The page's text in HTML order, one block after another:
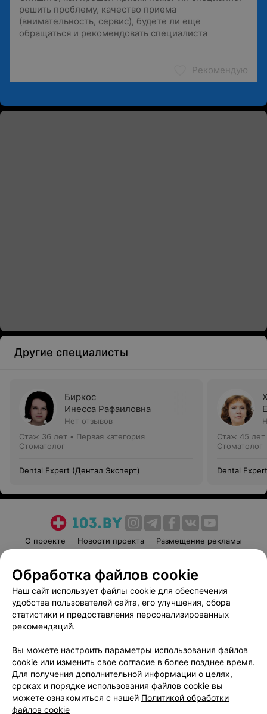
Рекомендую
Другие специалисты
Биркос
Инесса Рафаиловна
Нет отзывов
Стаж 36 лет • Первая категория
Стоматолог
Dental Expert (Дентал Эксперт)
Стаж 45 лет
Стоматолог
Dental
О проекте Новости проекта
Размещение рекламы
Пользовательское соглашение
Способы оплаты
Вакансии
Партнеры
Написать руководителю 103.by
Обработка персональных данных
Обработка файлов cookie
Наш сайт использует файлы cookie для обеспечения
удобства пользователей сайта, его улучшения, сбора
статистики и предоставления персонализированных
рекомендаций.
Вы можете настроить параметры использования файлов
cookie или изменить свое согласие в более позднее время.
Для получения дополнительной информации о целях,
сроках и порядке использования файлов cookie вы
можете ознакомиться с нашей Политикой обработки
файлов cookie